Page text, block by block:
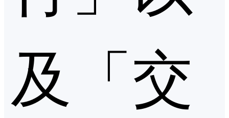
及「交